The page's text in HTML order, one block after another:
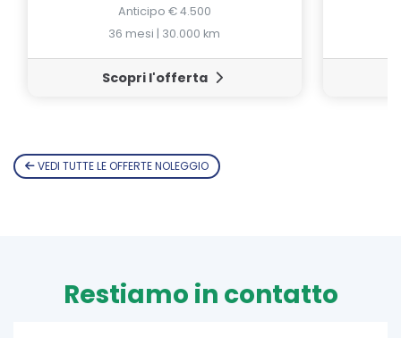
Anticipo € 4.500
36 mesi | 30.000 km
Scopri l'offerta
VEDI TUTTE LE OFFERTE NOLEGGIO
Restiamo in contatto